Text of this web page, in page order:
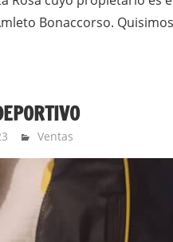
Bonaccorso. Quisimos
admin
Ventas